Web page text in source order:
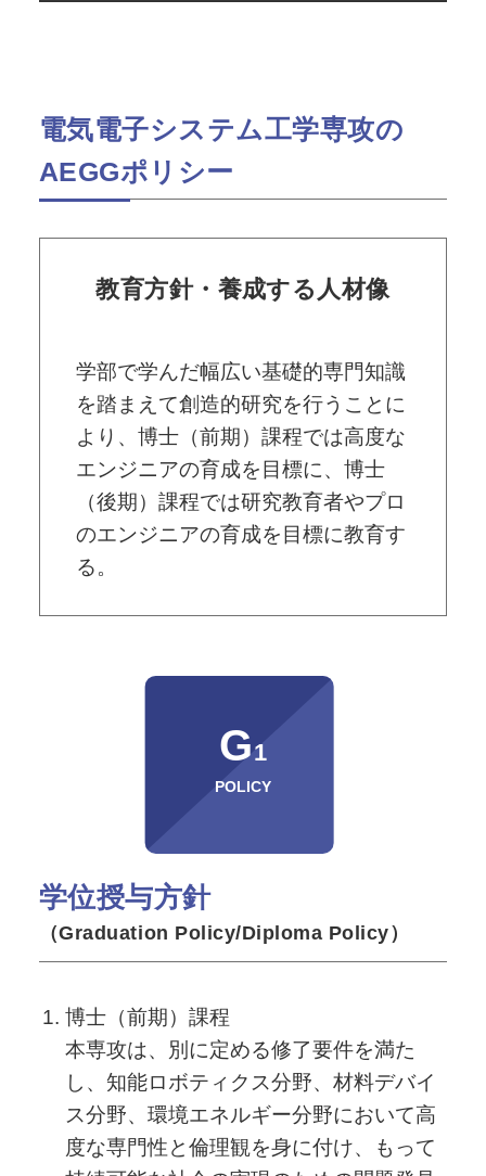
電気電⼦システム⼯学専攻の
AEGGポリシー
教育方針・養成する人材像
学部で学んだ幅広い基礎的専門知識
を踏まえて創造的研究を行うことに
より、博士（前期）課程では高度な
エンジニアの育成を目標に、博士
（後期）課程では研究教育者やプロ
のエンジニアの育成を目標に教育す
る。
G1
POLICY
学位授与方針
（Graduation Policy/Diploma Policy）
博士（前期）課程
本専攻は、別に定める修了要件を満た
し、知能ロボティクス分野、材料デバイ
ス分野、環境エネルギー分野において高
度な専門性と倫理観を身に付け、もって